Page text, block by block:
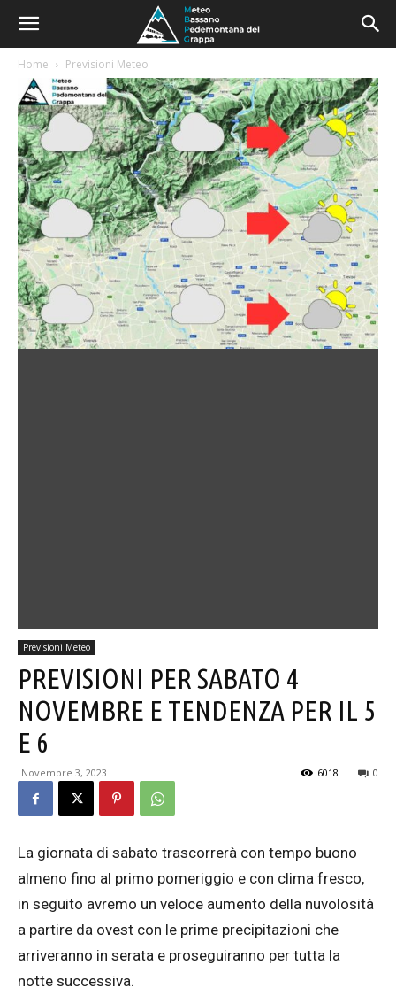
Home Previsioni Meteo
Previsioni Meteo
PREVISIONI PER SABATO 4
NOVEMBRE E TENDENZA PER IL 5
E 6
Novembre 3, 2023 0
6018
La giornata di sabato trascorrerà con tempo buono
almeno fino al primo pomeriggio e con clima fresco,
in seguito avremo un veloce aumento della nuvolosità
a partire da ovest con le prime precipitazioni che
arriveranno in serata e proseguiranno per tutta la
notte successiva.